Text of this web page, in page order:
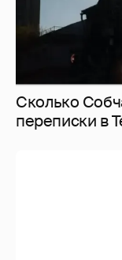
Сколько
перeписки в